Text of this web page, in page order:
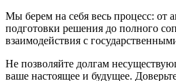
Мы берем на себя весь процесс: от
подготовки решения до полного
взаимодействия с
Не позволяйте долгам
ваше настоящее и будущее.